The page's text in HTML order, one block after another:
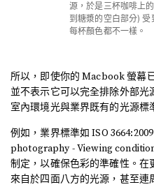
源，於是三杯咖啡上
到糖漿的空白部分)
每杯顏色都不一樣。
所以，即使你的 Macbook 螢幕
並不表示它可以完全排除外部光
室內環境光與業界既有的光源標
例如，業界標準如 ISO
photography - Viewing
制定，以確保色彩的準確性。在
來自於四面八方的光源，甚至連